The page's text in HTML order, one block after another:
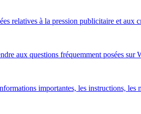
relatives à la pression publicitaire et aux
aux questions fréquemment posées sur
importantes, les instructions,